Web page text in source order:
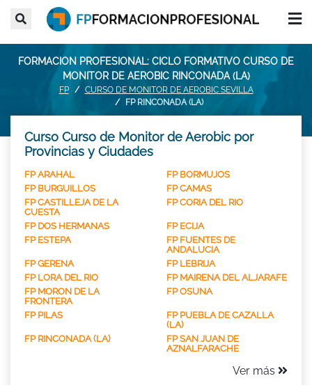
FORMACION PROFESIONAL: CICLO FORMATIVO CURSO DE
MONITOR DE AEROBIC RINCONADA (LA)
FP
CURSO DE MONITOR DE AEROBIC SEVILLA
FP RINCONADA (LA)
Curso Curso de Monitor de Aerobic por
Provincias y Ciudades
FP ARAHAL
FP BORMUJOS
FP BURGUILLOS
FP CAMAS
FP CASTILLEJA DE LA
CUESTA
FP CORIA DEL RIO
FP DOS HERMANAS
FP ECIJA
FP ESTEPA
FP FUENTES DE
ANDALUCIA
FP GERENA
FP LEBRIJA
FP LORA DEL RIO
FP MAIRENA DEL ALJARAFE
FP MORON DE LA
FRONTERA
FP OSUNA
FP PILAS
FP PUEBLA DE CAZALLA
(LA)
FP RINCONADA (LA)
FP SAN JUAN DE
AZNALFARACHE
Ver más